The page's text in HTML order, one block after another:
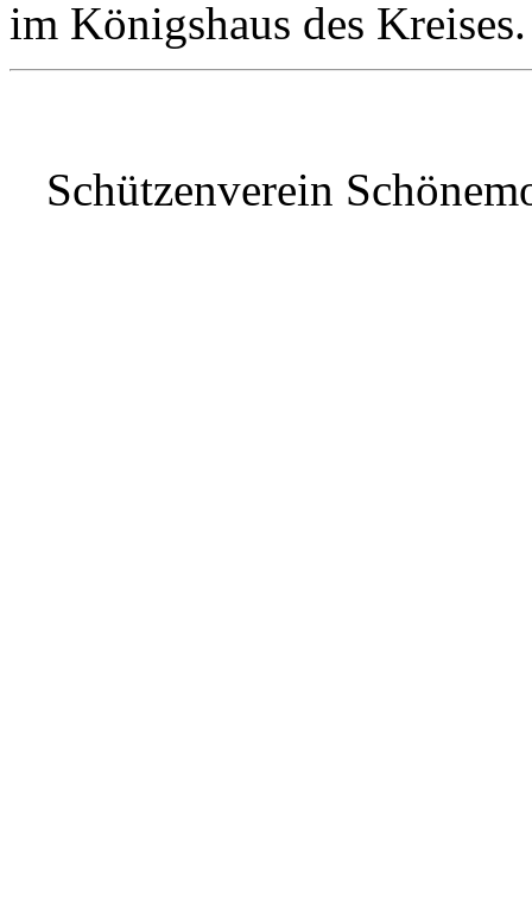
im Königshaus des Kreises.
Schützenverein